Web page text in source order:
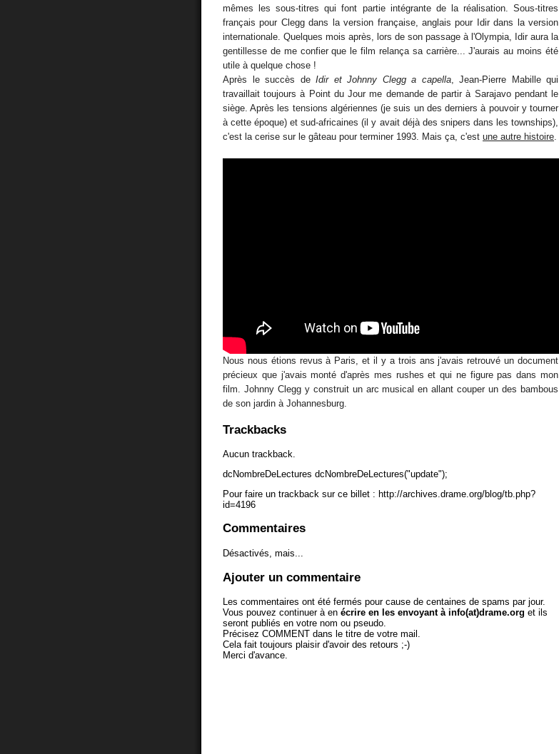
mêmes les sous-titres qui font partie intégrante de la réalisation. Sous-titres
français pour Clegg dans la version française, anglais pour Idir dans la version
internationale. Quelques mois après, lors de son passage à l'Olympia, Idir aura la
gentillesse de me confier que le film relança sa carrière... J'aurais au moins été
utile à quelque chose !
Après le succès de Idir et Johnny Clegg a capella, Jean-Pierre Mabille qui
travaillait toujours à Point du Jour me demande de partir à Sarajavo pendant le
siège. Après les tensions algériennes (je suis un des derniers à pouvoir y tourner
à cette époque) et sud-africaines (il y avait déjà des snipers dans les townships),
c'est la cerise sur le gâteau pour terminer 1993. Mais ça, c'est une autre histoire
Nous nous étions revus à Paris, et il y a trois ans j'avais retrouvé un document
précieux que j'avais monté d'après mes rushes et qui ne figure pas dans mon
film. Johnny Clegg y construit un arc musical en allant couper un des bambous
de son jardin à Johannesburg.
Trackbacks
Aucun trackback.
dcNombreDeLectures dcNombreDeLectures("update");
Pour faire un trackback sur ce billet : http://archives.drame.org/blog/tb.php?
id=4196
Commentaires
Désactivés, mais...
Ajouter un commentaire
Les commentaires ont été fermés pour cause de centaines de spams par jour.
Vous pouvez continuer à en écrire en les envoyant à info(at)drame.org et ils
seront publiés en votre nom ou pseudo.
Précisez COMMENT dans le titre de votre mail.
Cela fait toujours plaisir d'avoir des retours ;-)
Merci d'avance.